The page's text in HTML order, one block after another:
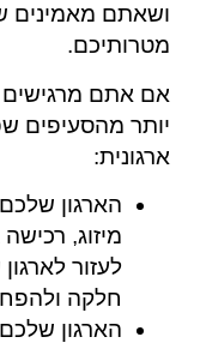
ושאתם מאמינים
מטרותיכם.
אם אתם מרגישים
יותר מהסעיפים
ארגונית:
הארגון
מיזוג,
לעזור
חלקה
הארגון